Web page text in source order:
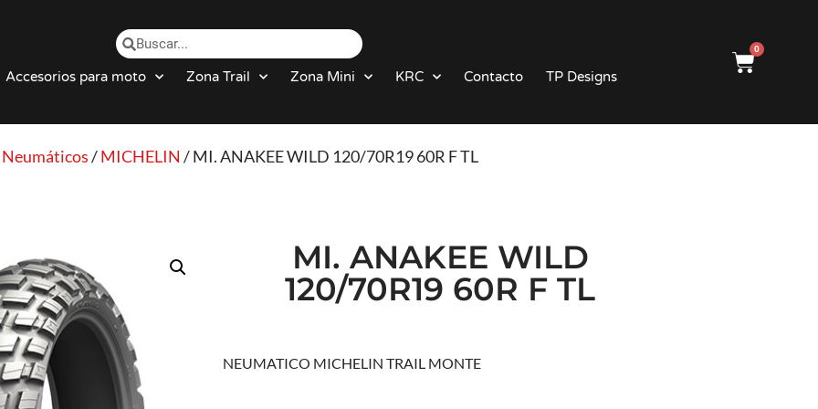
Accesorios para moto Zona Trail Zona Mini KRC Contacto TP Designs
0
Neumáticos/MICHELIN / MI. ANAKEE WILD 120/70R19 60R F TL
MI. ANAKEE WILD
120/70R19 60R F TL
NEUMATICO MICHELIN TRAIL MONTE